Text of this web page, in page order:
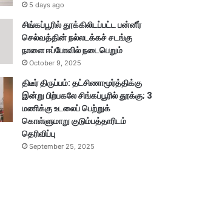
5 days ago
சிங்கப்பூரில் தூக்கிலிடப்பட்ட பன்னீர்
செல்வத்தின் நல்லடக்கச் சடங்கு
நாளை ஈப்போவில் நடைபெறும்
October 9, 2025
திடீர் திருப்பம்: தட்சிணாமூர்த்திக்கு
இன்று பிற்பகலே சிங்கப்பூரில் தூக்கு; 3
மணிக்கு உடலைப் பெற்றுக்
கொள்ளுமாறு குடும்பத்தாரிடம்
தெரிவிப்பு
September 25, 2025